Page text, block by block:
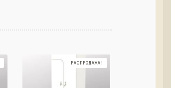
РАСПРОДАЖА!